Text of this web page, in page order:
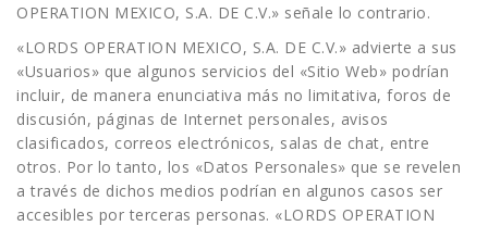
OPERATION MEXICO, S.A. DE C.V.» señale lo contrario.
«LORDS OPERATION MEXICO, S.A. DE C.V.» advierte a sus
«Usuarios» que algunos servicios del «Sitio Web» podrían
incluir, de manera enunciativa más no limitativa, foros de
discusión, páginas de Internet personales, avisos
clasificados, correos electrónicos, salas de chat, entre
otros. Por lo tanto, los «Datos Personales» que se revelen
a través de dichos medios podrían en algunos casos ser
accesibles por terceras personas. «LORDS OPERATION